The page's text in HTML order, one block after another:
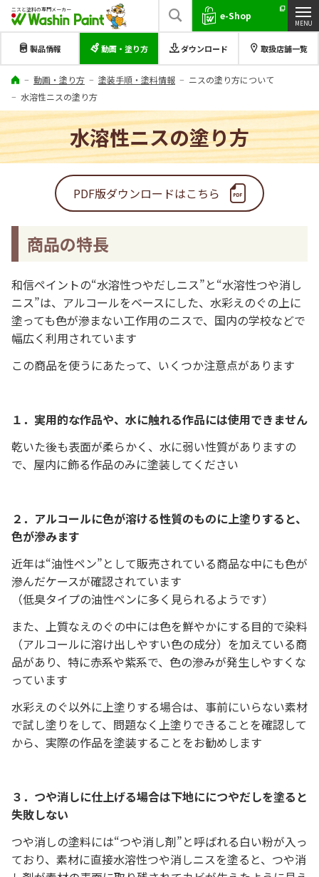
ニスと塗料の専門メーカー e-Shop
製品情報 動画・塗り方 ダウンロード 取扱店舗一覧
動画・塗り方 塗装手順・塗料情報
ニスの塗り方について
水溶性ニスの塗り方
水溶性ニスの塗り方
PDF版ダウンロードはこちら
商品の特長
和信ペイントの“水溶性つやだしニス”と“水溶性つや消し
ニス”は、アルコールをベースにした、水彩えのぐの上に
塗っても色が滲まない工作用のニスで、国内の学校などで
幅広く利用されています
この商品を使うにあたって、いくつか注意点があります
１．実用的な作品や、水に触れる作品には使用できません
乾いた後も表面が柔らかく、水に弱い性質がありますの
で、屋内に飾る作品のみに塗装してください
２．アルコールに色が溶ける性質のものに上塗りすると、
色が滲みます
近年は“油性ペン”として販売されている商品な中にも色が
滲んだケースが確認されています
（低臭タイプの油性ペンに多く見られるようです）
また、上質なえのぐの中には色を鮮やかにする目的で染料
（アルコールに溶け出しやすい色の成分）を加えている商
品があり、特に赤系や紫系で、色の滲みが発生しやすくな
っています
水彩えのぐ以外に上塗りする場合は、事前にいらない素材
で試し塗りをして、問題なく上塗りできることを確認して
から、実際の作品を塗装することをお勧めします
３．つや消しに仕上げる場合は下地ににつやだしを塗ると
失敗しない
つや消しの塗料には“つや消し剤”と呼ばれる白い粉が入っ
ており、素材に直接水溶性つや消しニスを塗ると、つや消